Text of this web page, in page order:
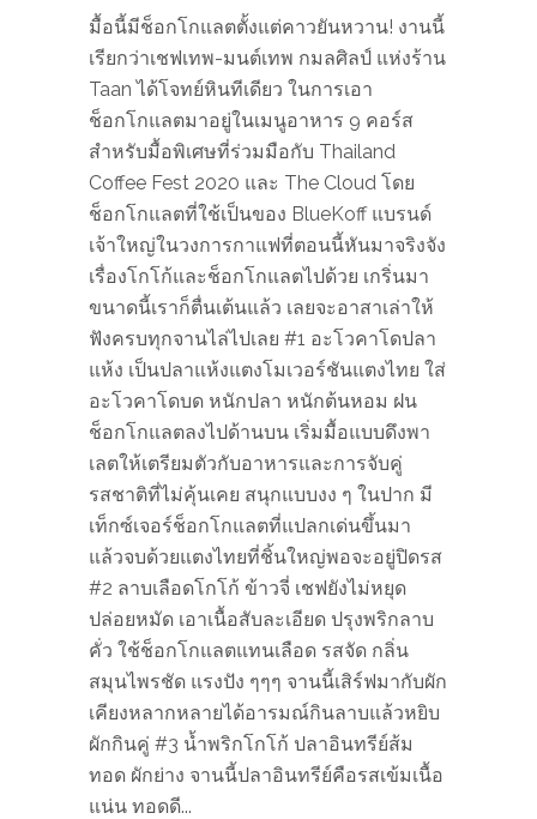
มื้อนี้มีช็อกโกแลตตั้งแต่คาวยันหวาน! งานนี้
เรียกว่าเชฟเทพ-มนต์เทพ กมลศิลป์ แห่งร้าน
Taan ได้โจทย์หินทีเดียว ในการเอา
ช็อกโกแลตมาอยู่ในเมนูอาหาร 9 คอร์ส
สำหรับมื้อพิเศษที่ร่วมมือกับ Thailand
Coffee Fest 2020 และ The Cloud โดย
ช็อกโกแลตที่ใช้เป็นของ BlueKoff แบรนด์
เจ้าใหญ่ในวงการกาแฟที่ตอนนี้หันมาจริงจัง
เรื่องโกโก้และช็อกโกแลตไปด้วย เกริ่นมา
ขนาดนี้เราก็ตื่นเต้นแล้ว เลยจะอาสาเล่าให้
ฟังครบทุกจานไล่ไปเลย #1 อะโวคาโดปลา
แห้ง เป็นปลาแห้งแตงโมเวอร์ชันแตงไทย ใส่
อะโวคาโดบด หนักปลา หนักต้นหอม ฝน
ช็อกโกแลตลงไปด้านบน เริ่มมื้อแบบดึงพา
เลตให้เตรียมตัวกับอาหารและการจับคู่
รสชาติที่ไม่คุ้นเคย สนุกแบบงง ๆ ในปาก มี
เท็กซ์เจอร์ช็อกโกแลตที่แปลกเด่นขึ้นมา
แล้วจบด้วยแตงไทยที่ชิ้นใหญ่พอจะอยู่ปิดรส
#2 ลาบเลือดโกโก้ ข้าวจี่ เชฟยังไม่หยุด
ปล่อยหมัด เอาเนื้อสับละเอียด ปรุงพริกลาบ
คั่ว ใช้ช็อกโกแลตแทนเลือด รสจัด กลิ่น
สมุนไพรชัด แรงปัง ๆๆๆ จานนี้เสิร์ฟมากับผัก
เคียงหลากหลายได้อารมณ์กินลาบแล้วหยิบ
ผักกินคู่ #3 น้ำพริกโกโก้ ปลาอินทรีย์ส้ม
ทอด ผักย่าง จานนี้ปลาอินทรีย์คือรสเข้มเนื้อ
แน่น ทอดดี